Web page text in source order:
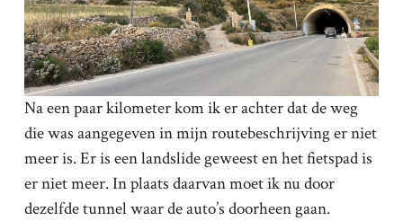
Na een paar kilometer kom ik er achter dat de weg
die was aangegeven in mijn routebeschrijving er niet
meer is. Er is een landslide geweest en het fietspad is
er niet meer. In plaats daarvan moet ik nu door
dezelfde tunnel waar de auto’s doorheen gaan.